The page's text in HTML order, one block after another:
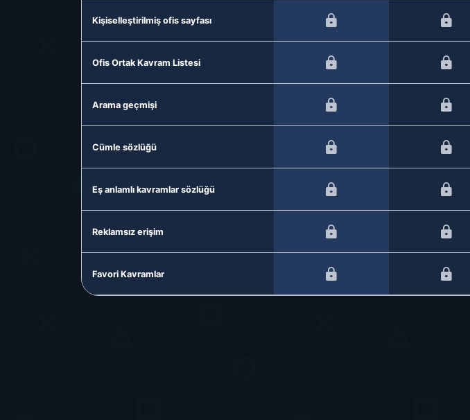
Kişiselleştirilmiş ofis sayfası
Ofis Ortak Kavram Listesi
Arama geçmişi
Cümle sözlüğü
Eş anlamlı kavramlar sözlüğü
Reklamsız erişim
Favori Kavramlar